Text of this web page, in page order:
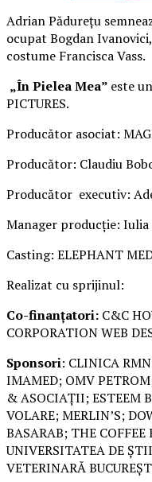
Adrian Pădurețu
ocupat Bogdan
costume Francisca Vass.
„În Pielea Mea” este
PICTURES.
Producător asociat:
Producător: Claudiu
Producător executiv:
Manager producție: Iulia
Casting: ELEPHANT
Realizat cu sprijinul:
Co-finanțatori: C&C
CORPORATION WEB
Sponsori: CLINICA
IMAMED; OMV
& ASOCIAȚII; ESTEEM
VOLARE; MERLIN’S;
BASARAB; THE COFFEE
UNIVERSITATEA DE
VETERINARĂ